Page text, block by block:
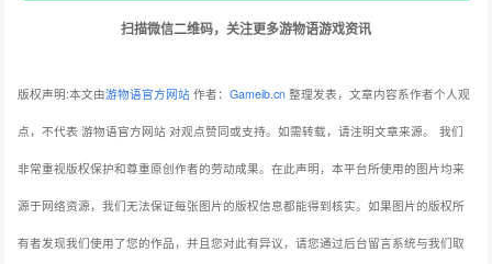
扫描微信二维码，关注更多游物语游戏资讯
版权声明:本文由游物语官方网站 作者：Gameib.cn 整理发表，文章内容系作者个人观
点，不代表 游物语官方网站 对观点赞同或支持。如需转载，请注明文章来源。 我们
非常重视版权保护和尊重原创作者的劳动成果。在此声明，本平台所使用的图片均来
源于网络资源，我们无法保证每张图片的版权信息都能得到核实。如果图片的版权所
有者发现我们使用了您的作品，并且您对此有异议，请您通过后台留言系统与我们取